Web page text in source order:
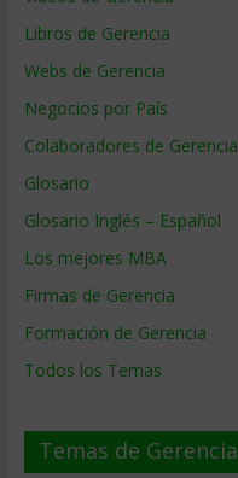
Libros de Gerencia
Webs de Gerencia
Negocios por País
Colaboradores de Gerencia
Glosario
Glosario Inglés – Español
Los mejores MBA
Firmas de Gerencia
Formación de Gerencia
Todos los Temas
Temas de Gerencia